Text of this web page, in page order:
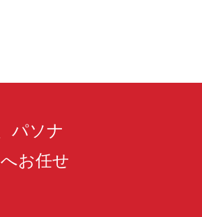
パソナ
お任せ